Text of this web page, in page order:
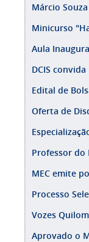
Márcio
Minicurso
Aula
DCIS
Edital de
Oferta de
Professor do
MEC emite
Processo
Vozes
Aprovado o